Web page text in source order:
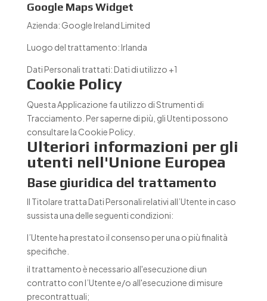
Google Maps Widget
Azienda: Google Ireland Limited
Luogo del trattamento:Irlanda
Dati Personali trattati:Dati di utilizzo +1
Cookie Policy
Questa Applicazione fa utilizzo di Strumenti di
Tracciamento. Per saperne di più, gli Utenti possono
consultare la Cookie Policy.
Ulteriori informazioni per gli
utenti nell'Unione Europea
Base giuridica del trattamento
Il Titolare tratta Dati Personali relativi all’Utente in caso
sussista una delle seguenti condizioni:
l’Utente ha prestato il consenso per una o più finalità
specifiche.
il trattamento è necessario all'esecuzione di un
contratto con l’Utente e/o all'esecuzione di misure
precontrattuali;